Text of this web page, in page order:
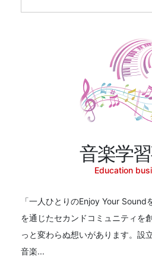
音楽学
Education
「一人ひとりのEnjoy Your Sound
を通じたセカンドコミュニティを
っと変わらぬ想いがあります。設
音楽...